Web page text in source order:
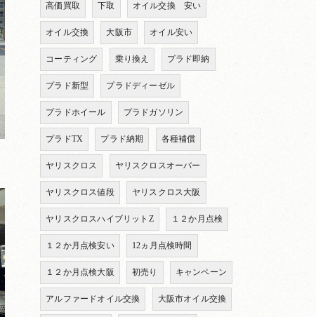
高価買取 下取 オイル交換 安い
オイル交換 大阪市 オイル安い
コーティング 乗り換え プラド即納
プラド新型 プラドディーゼル
プラドホイール プラドガソリン
プラドTX プラド納期 各種補償
ヤリスクロス ヤリスクロスオーバー
ヤリスクロス値段 ヤリスクロス大阪
ヤリスクロスハイブリットZ １２か月点検
１２か月点検安い 12ヵ月点検時間
１２か月点検大阪 初売り キャンペーン
アルファードオイル交換 大阪市オイル交換